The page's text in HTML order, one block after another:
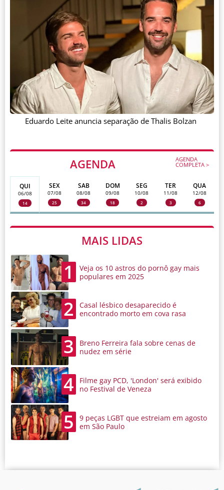
AGENDA AGENDA
COMPLETA >
QUI
06/08
14
SEX
07/08
25
SAB
08/08
34
DOM
09/08
18
SEG
10/08
2
TER
11/08
3
QUA
12/08
6
MAIS LIDAS
1
Veja os 10 astros do pornô gay mais
populares em 2025
2
Casal lésbico desaparecido é
encontrado morto em cova rasa
3
Breno Ferreira fala sobre cenas de
nudez em série
4
Filme gay PCD, 'London' será exibido
no Festival de Veneza
5
9 peças LGBT que estreiam em agosto
em São Paulo
Eduardo Leite anuncia separação de Thalis Bolzan